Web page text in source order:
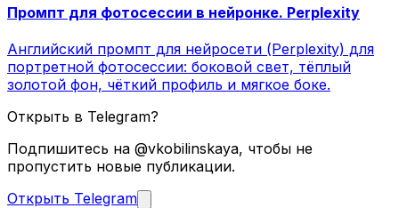
Промпт для фотосессии в нейронке. Perplexity
Английский промпт для нейросети (Perplexity) для
портретной фотосессии: боковой свет, тёплый
золотой фон, чёткий профиль и мягкое боке.
Открыть в Telegram?
Подпишитесь на @vkobilinskaya, чтобы не
пропустить новые публикации.
Открыть Telegram